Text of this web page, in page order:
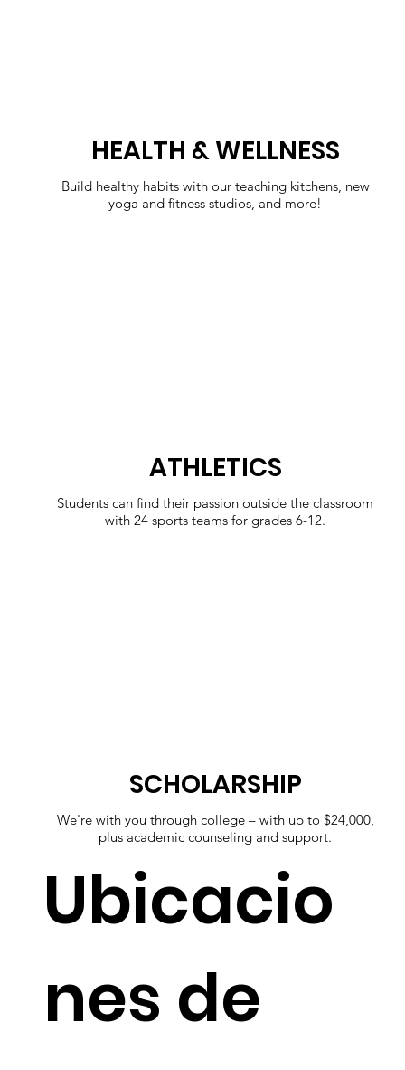
Ubicacio
nes de
HEALTH & WELLNESS
Build healthy habits with our teaching kitchens, new
yoga and fitness studios, and more!
ATHLETICS
Students can find their passion outside the classroom
with 24 sports teams for grades 6-12.
SCHOLARSHIP
We're with you through college – with up to $24,000,
plus academic counseling and support.